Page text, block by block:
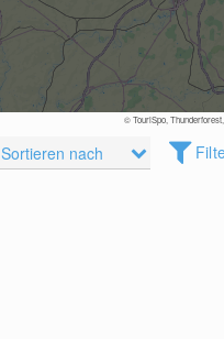
© TouriSpo,
Sortieren nach